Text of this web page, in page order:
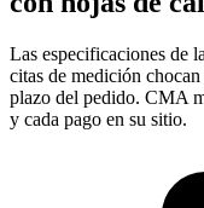
Las especificaciones de
citas de medición
plazo del pedido. CMA
y cada pago en su sitio.